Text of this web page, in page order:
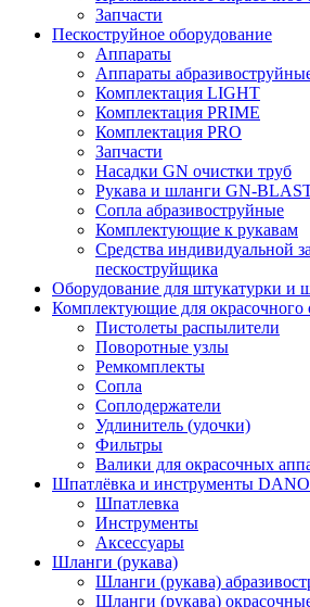
Запчасти
Пескоструйное оборудование
Аппараты
Аппараты
Комплектация LIGHT
Комплектация PRIME
Комплектация PRO
Запчасти
Насадки GN очистки труб
Рукава и шланги GN-
Сопла абразивоструйные
Комплектующие к рукавам
Средства индивидуальной
пескоструйщика
Оборудование для штукатурки и
Комплектующие для окрасочного
Пистолеты распылители
Поворотные узлы
Ремкомплекты
Сопла
Соплодержатели
Удлинитель (удочки)
Фильтры
Валики для окрасочных
Шпатлёвка и инструменты
Шпатлевка
Инструменты
Аксессуары
Шланги (рукава)
Шланги (рукава)
Шланги (рукава)